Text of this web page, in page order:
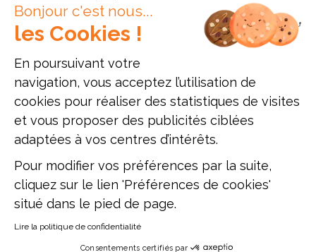
Bonjour c'est nous...
les Cookies !
En poursuivant votre
navigation, vous acceptez l’utilisation de
cookies pour réaliser des statistiques de visites
et vous proposer des publicités ciblées
adaptées à vos centres d’intérêts.
Pour modifier vos préférences par la suite,
cliquez sur le lien 'Préférences de cookies'
situé dans le pied de page.
Lire la politique de confidentialité
Consentements certifiés par